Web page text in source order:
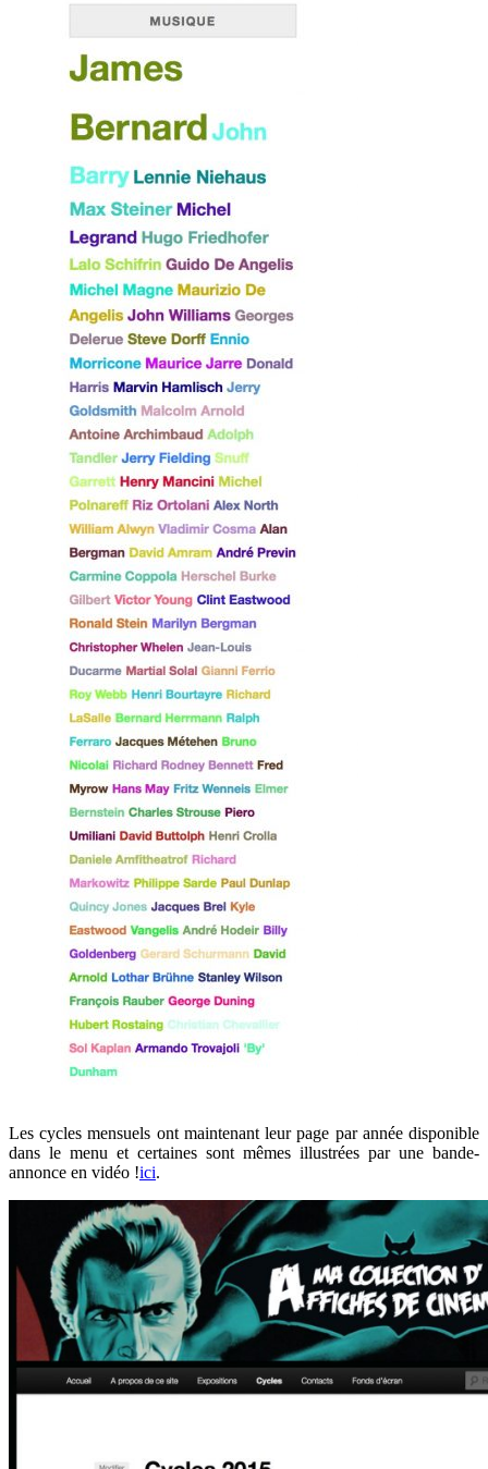
Les cycles mensuels ont maintenant leur page par année disponible
dans le menu et certaines sont mêmes illustrées par une bande-
annonce en vidéo !ici.